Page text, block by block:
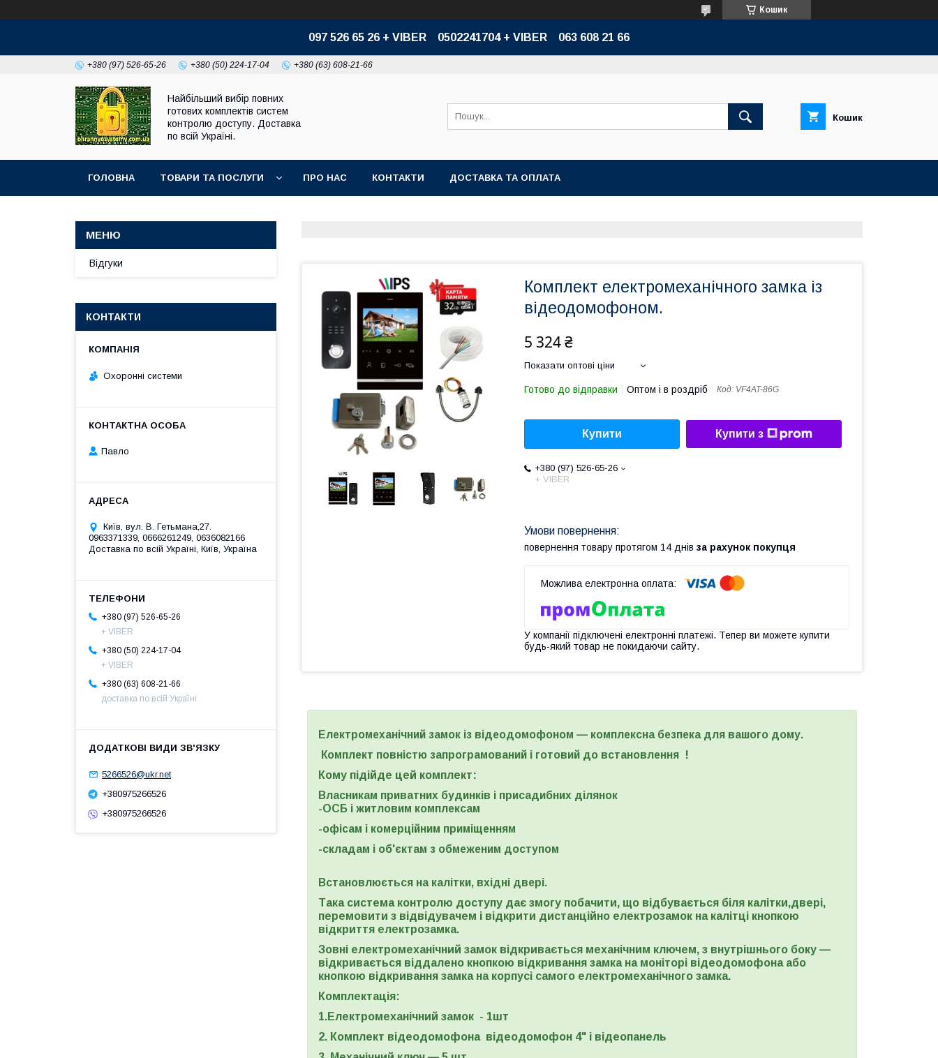
Кошик
097 526 65 26 + VIBER 0502241704 + VIBER 063 608 21 66
+380 (97) 526-65-26 +380 (50) 224-17-04 +380 (63) 608-21-66
Найбільший вибір повних
готових комплектів систем
контролю доступу. Доставка
по всій Україні.
Кошик
ГОЛОВНА ТОВАРИ ТА ПОСЛУГИ ПРО НАС КОНТАКТИ ДОСТАВКА ТА ОПЛАТА
Комплект електромеханічного замка із
відеодомофоном.
5 324 ₴
Показати оптові ціни
Готово до відправки Оптом і в роздріб Код: VF4AT-86G
Купити Купити з
+380 (97) 526-65-26
+ VIBER
повернення товару протягом 14 днів за рахунок покупця
У компанії підключені електронні платежі. Тепер ви можете купити
будь-який товар не покидаючи сайту.
Електромеханічний замок із відеодомофоном — комплексна безпека для вашого дому.
Комплект повністю запрограмований і готовий до встановлення !
Кому підійде цей комплект:
Власникам приватних будинків і присадибних ділянок
-ОСБ і житловим комплексам
-офісам і комерційним приміщенням
-складам і об'єктам з обмеженим доступом
Встановлюється на калітки, вхідні двері.
Така система контролю доступу дає змогу побачити, що відбувається біля калітки,двері,
перемовити з відвідувачем і відкрити дистанційно електрозамок на калітці кнопкою
відкриття електрозамка.
Зовні електромеханічний замок відкривається механічним ключем, з внутрішнього боку —
відкривається віддалено кнопкою відкривання замка на моніторі відеодомофона або
кнопкою відкривання замка на корпусі самого електромеханічного замка.
Комплектація:
1.Електромеханічний замок - 1шт
2. Комплект відеодомофона відеодомофон 4" і відеопанель
Відгуки
КОНТАКТИ
Охоронні системи
Павло
Київ, вул. В. Гетьмана,27.
0963371339, 0666261249, 0636082166
Доставка по всій Україні, Київ, Україна
+380 (97) 526-65-26
+ VIBER
+380 (50) 224-17-04
+ VIBER
+380 (63) 608-21-66
доставка по всій Україні
5266526@ukr.net
+380975266526
+380975266526